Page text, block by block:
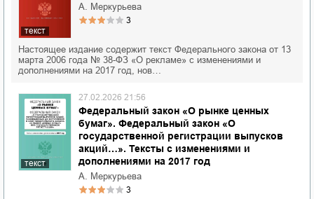
текст
А. Меркурьева
3
Настоящее издание содержит текст Федерального закона от 13
марта 2006 года № 38-ФЗ «О рекламе» с изменениями и
дополнениями на 2017 год, нов…
текст
Федеральный закон «О рынке ценных
бумаг». Федеральный закон «О
государственной регистрации выпусков
акций…». Тексты с изменениями и
дополнениями на 2017 год
27.02.2026 21:56
А. Меркурьева
3